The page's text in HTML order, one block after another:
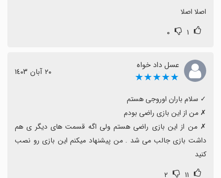
اصلا اصلا
۱ ۰
عسل داد خواه
★★★★★ ٢٠ آبان ١٤٠٣
کنید
۱۱ ۲